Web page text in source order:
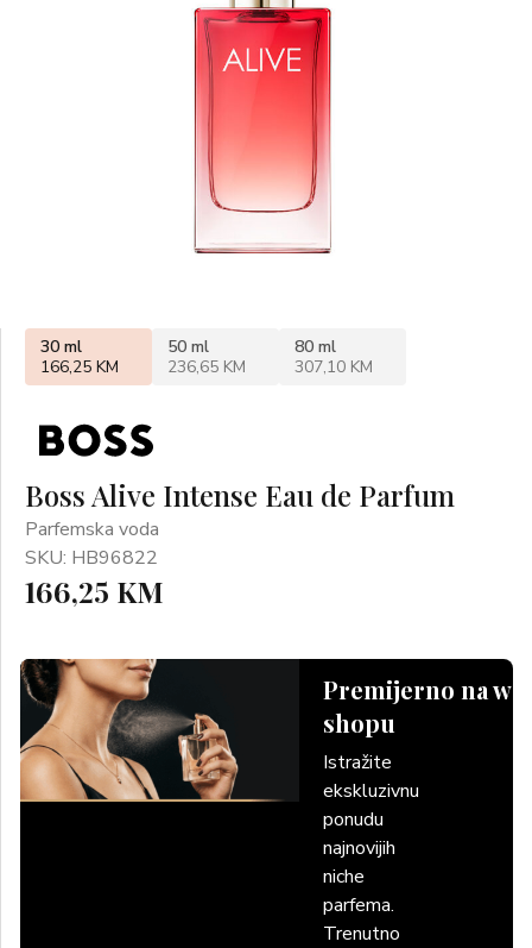
Boss Alive Intense Eau de Parfum
Parfemska voda
SKU: HB96822
166,25 KM
Premijerno na
shopu
Istražite
ekskluzivnu
ponudu
najnovijih
niche
parfema.
Trenutno
30 ml
166,25 KM
50 ml
236,65 KM
80 ml
307,10 KM